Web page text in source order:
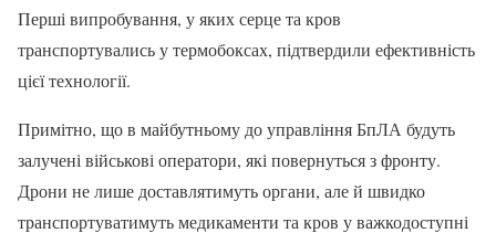
Перші випробування, у яких серце та кров
транспортувались у термобоксах, підтвердили ефективність
цієї технології.
Примітно, що в майбутньому до управління БпЛА будуть
залучені військові оператори, які повернуться з фронту.
Дрони не лише доставлятимуть органи, але й швидко
транспортуватимуть медикаменти та кров у важкодоступні